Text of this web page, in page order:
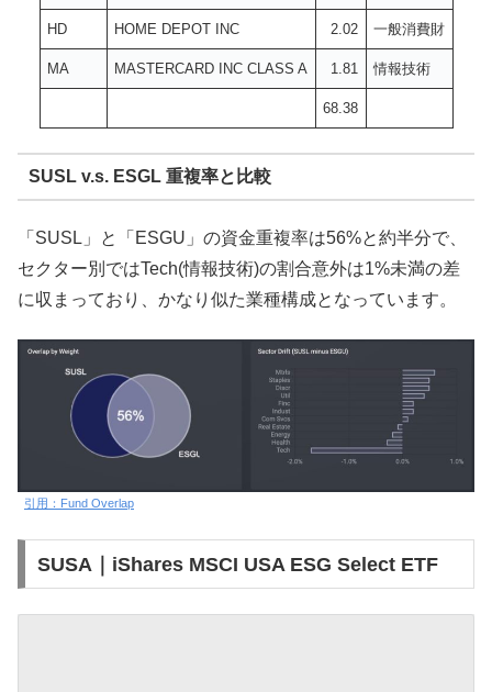
HD HOME DEPOT INC 2.02 一般消費財
MA MASTERCARD INC CLASS A 1.81 情報技術
68.38
SUSL v.s. ESGL 重複率と比較
「SUSL」と「ESGU」の資金重複率は56%と約半分で、
セクター別ではTech(情報技術)の割合意外は1%未満の差
に収まっており、かなり似た業種構成となっています。
引用：Fund Overlap
SUSA｜iShares MSCI USA ESG Select ETF